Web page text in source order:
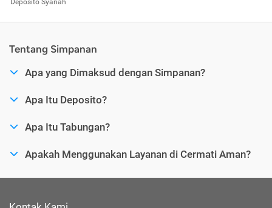
Tentang Simpanan
Apa yang Dimaksud dengan Simpanan?
Apa Itu Deposito?
Apa Itu Tabungan?
Apakah Menggunakan Layanan di Cermati Aman?